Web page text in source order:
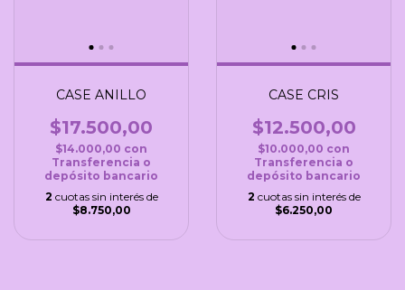
CASE ANILLO
$17.500,00
$14.000,00 con
Transferencia o
depósito bancario
2 cuotas sin interés de
$8.750,00
CASE CRIS
$12.500,00
$10.000,00 con
Transferencia o
depósito bancario
2 cuotas sin interés de
$6.250,00